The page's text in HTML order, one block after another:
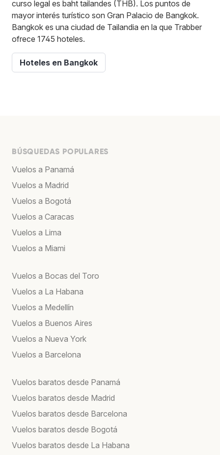
curso legal es baht tailandes (THB). Los puntos de
mayor interés turístico son Gran Palacio de Bangkok.
Bangkok es una ciudad de Tailandia en la que Trabber
ofrece 1745 hoteles.
Hoteles en Bangkok
BÚSQUEDAS POPULARES
Vuelos a Panamá
Vuelos a Madrid
Vuelos a Bogotá
Vuelos a Caracas
Vuelos a Lima
Vuelos a Miami
Vuelos a Bocas del Toro
Vuelos a La Habana
Vuelos a Medellín
Vuelos a Buenos Aires
Vuelos a Nueva York
Vuelos a Barcelona
Vuelos baratos desde Panamá
Vuelos baratos desde Madrid
Vuelos baratos desde Barcelona
Vuelos baratos desde Bogotá
Vuelos baratos desde La Habana